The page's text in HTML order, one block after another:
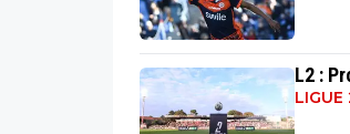
L2 :
LIGUE